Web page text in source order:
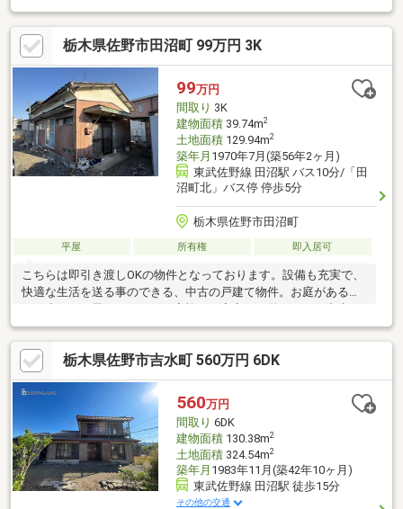
栃木県佐野市田沼町 99万円 3K
99万円
間取り 3K
建物面積39.74m2
土地面積129.94m2
築年月 1970年7月(築56年2ヶ月)
東武佐野線 田沼駅 バス10分/「田
沼町北」バス停 停歩5分
栃木県佐野市田沼町
平屋 所有権 即入居可
こちらは即引き渡しOKの物件となっております。設備も充実で、
快適な生活を送る事のできる、中古の戸建て物件。お庭があるの
で、小さいお子さんがいるご家族でも安心して遊ぶことが出来ま
す。
栃木県佐野市吉水町 560万円 6DK
560万円
間取り 6DK
建物面積130.38m2
土地面積324.54m2
築年月 1983年11月(築42年10ヶ月)
東武佐野線 田沼駅 徒歩15分
その他の交通